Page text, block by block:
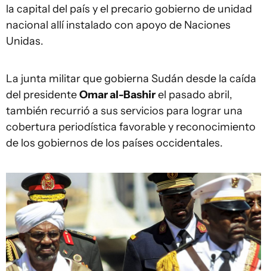
la capital del país y el precario gobierno de unidad
nacional allí instalado con apoyo de Naciones
Unidas.
La junta militar que gobierna Sudán desde la caída
del presidenteOmar al-Bashirel pasado abril,
también recurrió a sus servicios para lograr una
cobertura periodística favorable y reconocimiento
de los gobiernos de los países occidentales.